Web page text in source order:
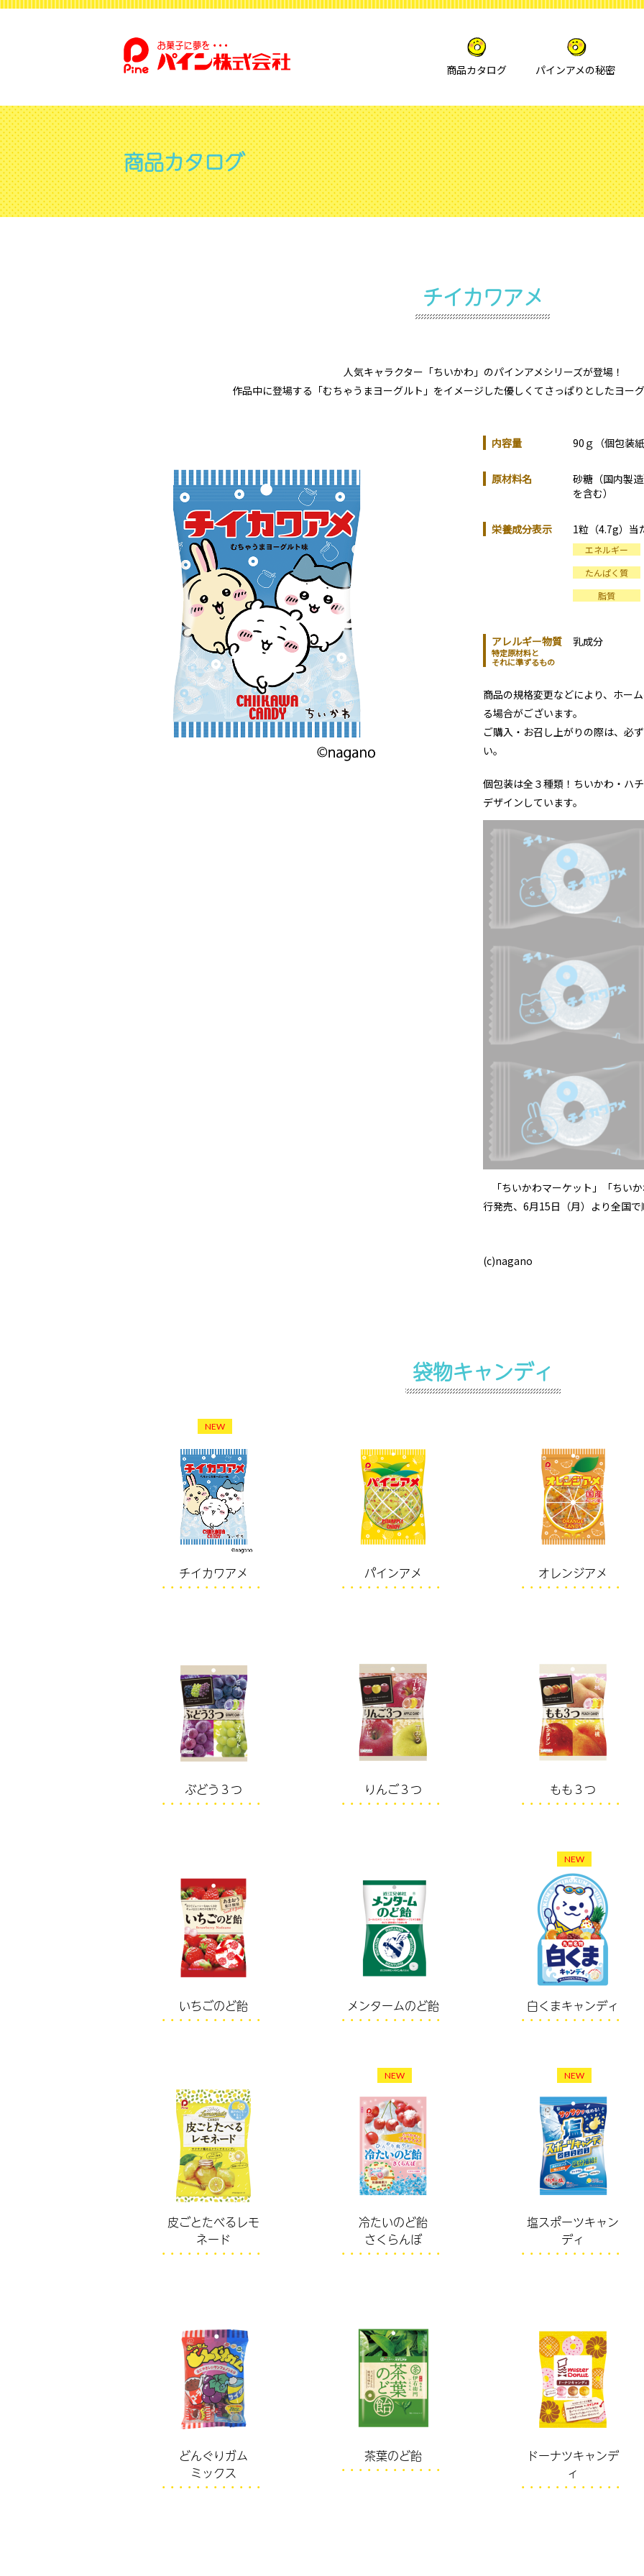
商品カタログ パインアメの秘密
商品カタログ
チイカワアメ
人気キャラクター「ちいかわ」のパインアメシリーズが登場！
作品中に登場する「むちゃうまヨーグルト」をイメージした優しくてさっぱりとしたヨー
内容量 90ｇ（個包装
原材料名
砂糖（国内製
を含む）
栄養成分表示 1粒（4.7g）
エネルギー
たんぱく質
脂質
アレルギー物質
特定原材料と
それに準ずるもの
乳成分
商品の規格変更などにより、ホー
る場合がございます。
ご購入・お召し上がりの際は、必
い。
個包装は全３種類！ちいかわ・ハ
デザインしています。
「ちいかわマーケット」「ちい
行発売、6月15日（月）より全国
(c)nagano
袋物キャンディ
NEW
チイカワアメ パインアメ オレンジアメ
ぶどう３つ りんご３つ もも３つ
いちごのど飴 メンタームのど飴
NEW
白くまキャンディ
皮ごとたべるレモ
ネード
NEW
冷たいのど飴
さくらんぼ
NEW
塩スポーツキャン
ディ
どんぐりガム
ミックス
茶葉のど飴
ドーナツキャンデ
ィ